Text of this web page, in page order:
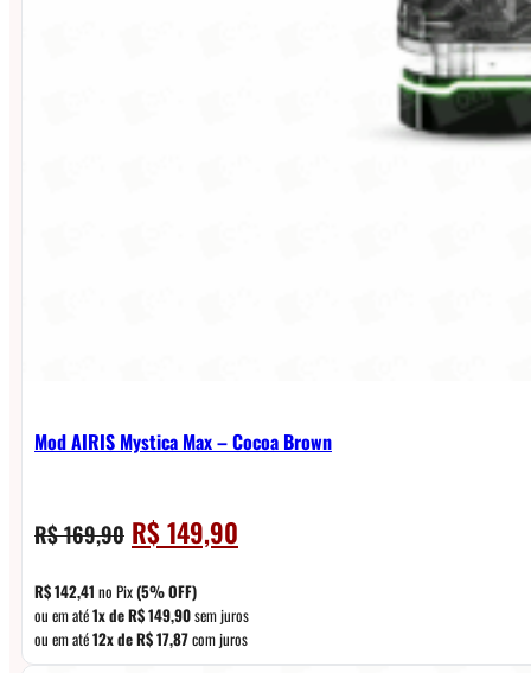
Mod AIRIS Mystica Max – Cocoa Brown
R$169,90 O
preço
original
era:
R$ 169,90.
R$149,90
preço
é:
R$ 149,90.
R$142,41 no Pix(5% OFF)
ou em até1x deR$149,90sem juros
ou em até12x deR$17,87com juros